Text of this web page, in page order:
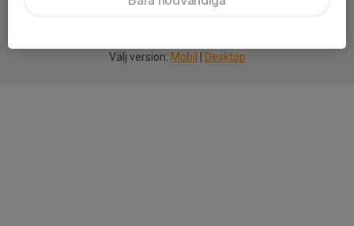
Välj version: Mobil Desktop